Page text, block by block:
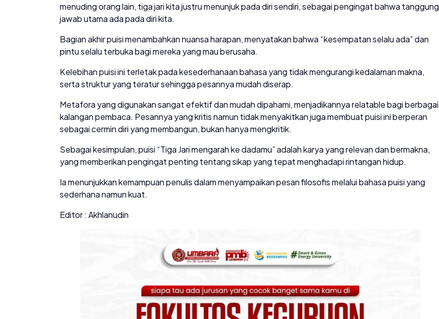
menuding orang lain, tiga jari kita justru menunjuk pada diri sendiri, sebagai pengingat bahwa tanggung
jawab utama ada pada diri kita.
Bagian akhir puisi menambahkan nuansa harapan, menyatakan bahwa “kesempatan selalu ada” dan
pintu selalu terbuka bagi mereka yang mau berusaha.
Kelebihan puisi ini terletak pada kesederhanaan bahasa yang tidak mengurangi kedalaman makna,
serta struktur yang teratur sehingga pesannya mudah diserap.
Metafora yang digunakan sangat efektif dan mudah dipahami, menjadikannya relatable bagi berbagai
kalangan pembaca. Pesannya yang kritis namun tidak menyakitkan juga membuat puisi ini berperan
sebagai cermin diri yang membangun, bukan hanya mengkritik.
Sebagai kesimpulan, puisi “Tiga Jari mengarah ke dadamu” adalah karya yang relevan dan bermakna,
yang memberikan pengingat penting tentang sikap yang tepat menghadapi rintangan hidup.
Ia menunjukkan kemampuan penulis dalam menyampaikan pesan filosofis melalui bahasa puisi yang
sederhana namun kuat.
Editor : Akhlanudin